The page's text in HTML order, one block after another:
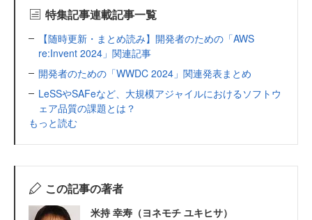
特集記事連載記事一覧
【随時更新・まとめ読み】開発者のための「AWS
re:Invent 2024」関連記事
開発者のための「WWDC 2024」関連発表まとめ
LeSSやSAFeなど、大規模アジャイルにおけるソフトウ
ェア品質の課題とは？
もっと読む
この記事の著者
米持 幸寿（ヨネモチ ユキヒサ）